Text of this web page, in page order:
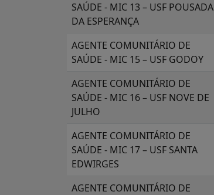
SAÚDE - MIC 13 – USF POUSADA
DA ESPERANÇA
AGENTE COMUNITÁRIO DE
SAÚDE - MIC 15 – USF GODOY
AGENTE COMUNITÁRIO DE
SAÚDE - MIC 16 – USF NOVE DE
JULHO
AGENTE COMUNITÁRIO DE
SAÚDE - MIC 17 – USF SANTA
EDWIRGES
AGENTE COMUNITÁRIO DE